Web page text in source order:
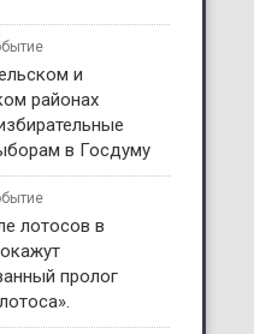
и
районах
в Госдуму
лотосов в
пролог